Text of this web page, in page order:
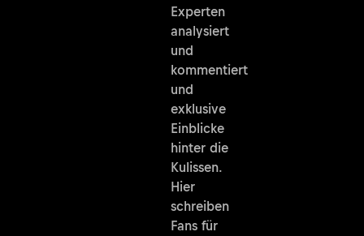
Experten
analysiert
und
kommentiert
und
exklusive
Einblicke
hinter die
Kulissen.
Hier
schreiben
Fans für